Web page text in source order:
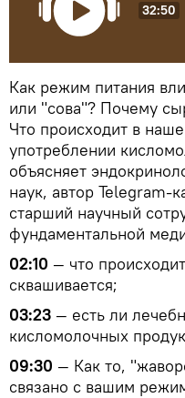
32:50
Как режим питания
или "сова"? Почему
Что происходит в
употреблении
объясняет
наук, автор Telegram-
старший научный
фундаментальной
02:10 — что
сквашивается;
03:23 — есть ли
кисломолочных
09:30 — Как то,
связано с вашим